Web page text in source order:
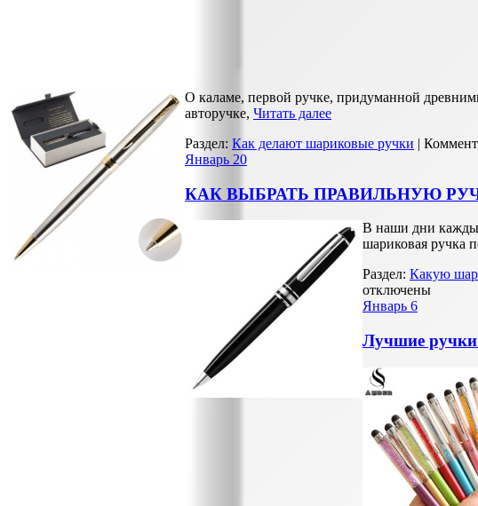
О каламе, первой ручке, придуманной
авто­ручке, Читать далее
Раздел: Как делают шариковые ручки |
Январь 20
КАК ВЫБРАТЬ ПРАВИЛЬНУЮ
В наши дни
шариковая ручка
Раздел: Какую
отключены
Январь 6
Лучшие ручки